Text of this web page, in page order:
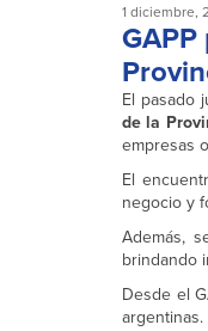
1 diciembre,
El pasado
de la
empresas
El
negocio y
Además,
brindando
Desde el
argentinas.